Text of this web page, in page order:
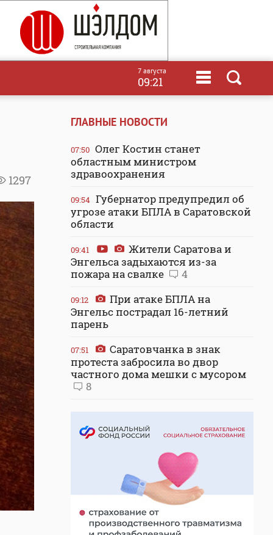
7 августа
09:21
1297
ГЛАВНЫЕ НОВОСТИ
07:50 Олег Костин станет
областным министром
здравоохранения
09:54 Губернатор предупредил об
угрозе атаки БПЛА в Саратовской
области
09:41
Жители Саратова и
Энгельса задыхаются из-за
пожара на свалке
4
09:12
При атаке БПЛА на
Энгельс пострадал 16-летний
парень
07:51
Саратовчанка в знак
протеста забросила во двор
частного дома мешки с мусором
8